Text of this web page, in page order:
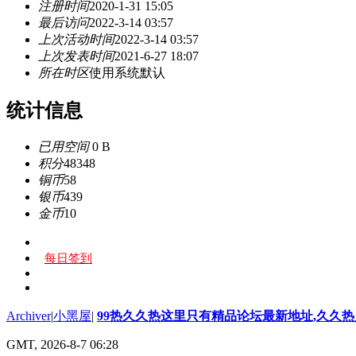
注册时间2020-1-31 15:05
最后访问2022-3-14 03:57
上次活动时间2022-3-14 03:57
上次发表时间2021-6-27 18:07
所在时区使用系统默认
统计信息
已用空间0 B
积分48348
铜币58
银币439
金币10
每日签到
Archiver|小黑屋| 99热久久热这里只有精品论坛最新地址,久久
GMT, 2026-8-7 06:28